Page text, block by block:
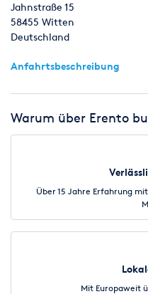
Jahnstraße 15
58455 Witten
Deutschland
Anfahrtsbeschreibung
Warum über Erento
Über 15 Jahre Erfahrung
Mit Europaweit